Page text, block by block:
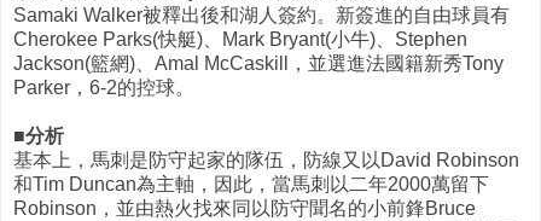
Samaki Walker被釋出後和湖人簽約。新簽進的自由球員有
Cherokee Parks(快艇)、Mark Bryant(小牛)、Stephen
Jackson(籃網)、Amal McCaskill，並選進法國籍新秀Tony
Parker，6-2的控球。
■分析
基本上，馬刺是防守起家的隊伍，防線又以David Robinson
和Tim Duncan為主軸，因此，當馬刺以二年2000萬留下
Robinson，並由熱火找來同以防守聞名的小前鋒Bruce